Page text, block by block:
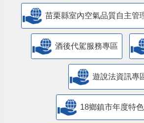
苗栗縣室內空氣品質自主管
酒後代駕服務專區
遊說法資訊專
18鄉鎮市年度特